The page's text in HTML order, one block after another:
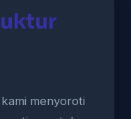
kami menyoroti